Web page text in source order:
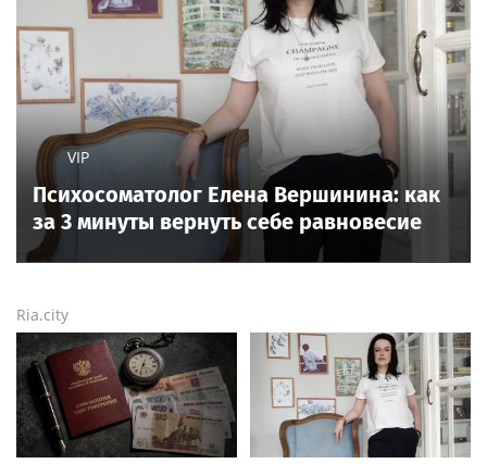
VIP
Психосоматолог Елена Вершинина: как
за 3 минуты вернуть себе равновесие
Ria.city